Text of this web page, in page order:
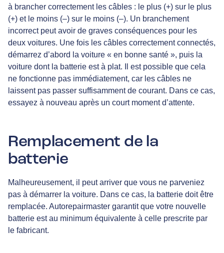
à brancher correctement les câbles : le plus (+) sur le plus
(+) et le moins (–) sur le moins (–). Un branchement
incorrect peut avoir de graves conséquences pour les
deux voitures. Une fois les câbles correctement connectés,
démarrez d’abord la voiture « en bonne santé », puis la
voiture dont la batterie est à plat. Il est possible que cela
ne fonctionne pas immédiatement, car les câbles ne
laissent pas passer suffisamment de courant. Dans ce cas,
essayez à nouveau après un court moment d’attente.
Remplacement de la
batterie
Malheureusement, il peut arriver que vous ne parveniez
pas à démarrer la voiture. Dans ce cas, la batterie doit être
remplacée. Autorepairmaster garantit que votre nouvelle
batterie est au minimum équivalente à celle prescrite par
le fabricant.